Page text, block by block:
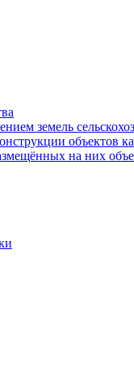
земель
объектов
на них